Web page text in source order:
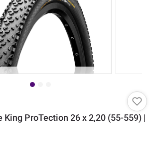
King ProTection 26 x 2,20 (55-559) |